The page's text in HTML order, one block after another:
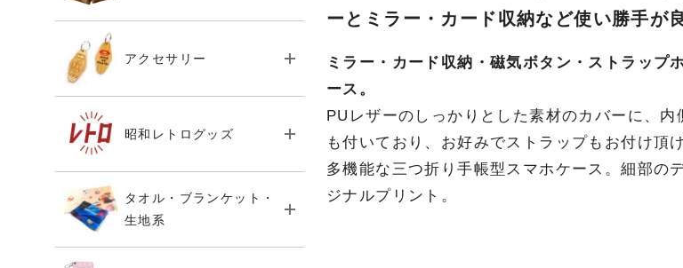
ーとミラー・カード収納など使い勝手が
ミラー・カード収納・磁気ボタン・ストラップ
ース。
PUレザーのしっかりとした素材のカバーに、
も付いており、お好みでストラップもお付け頂
多機能な三つ折り手帳型スマホケース。細部の
ジナルプリント。
アクセサリー
昭和レトログッズ
タオル・ブランケット・
生地系